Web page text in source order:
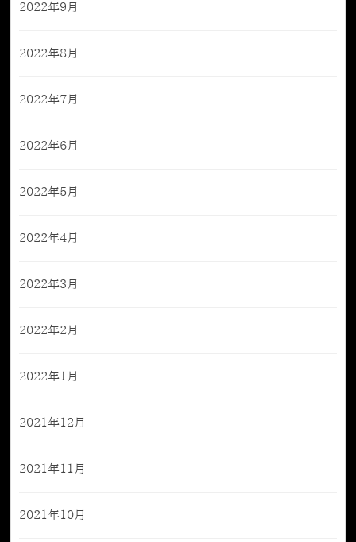
2022年9月
2022年8月
2022年7月
2022年6月
2022年5月
2022年4月
2022年3月
2022年2月
2022年1月
2021年12月
2021年11月
2021年10月